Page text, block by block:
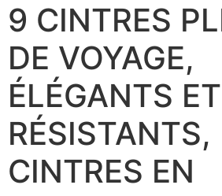
9 CINTRES
DE VOYAGE,
ÉLÉGANTS ET
RÉSISTANTS,
CINTRES EN